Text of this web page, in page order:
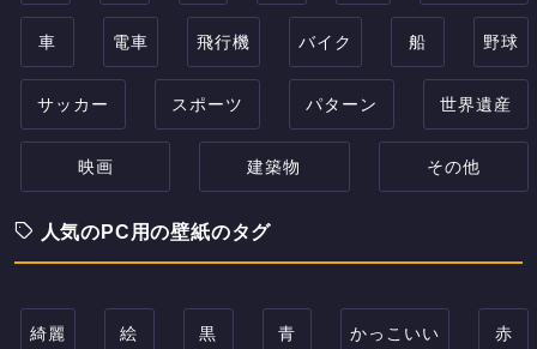
車 電車 飛行機 バイク 船 野球
サッカー スポーツ パターン 世界遺産
映画 建築物 その他
人気のPC用の壁紙のタグ
綺麗 絵 黒 青 かっこいい 赤